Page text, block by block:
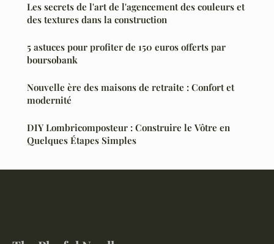
Les secrets de l'art de l'agencement des couleurs et
des textures dans la construction
5 astuces pour profiter de 150 euros offerts par
boursobank
Nouvelle ère des maisons de retraite : Confort et
modernité
DIY Lombricomposteur : Construire le Vôtre en
Quelques Étapes Simples